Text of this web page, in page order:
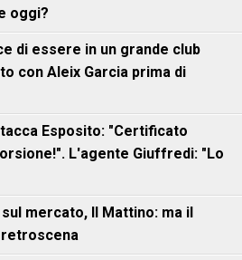
oggi?
di essere in un grande club
con Aleix Garcia prima di
Esposito: "Certificato
L'agente Giuffredi: "Lo
mercato, Il Mattino: ma il
retroscena